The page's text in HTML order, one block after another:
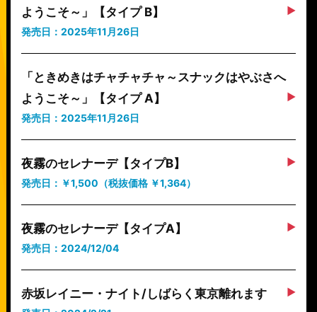
ようこそ～」【タイプ B】
発売日：2025年11月26日
「ときめきはチャチャチャ～スナックはやぶさへ
ようこそ～」【タイプ A】
発売日：2025年11月26日
夜霧のセレナーデ【タイプB】
発売日：￥1,500（税抜価格 ￥1,364）
夜霧のセレナーデ【タイプA】
発売日：2024/12/04
赤坂レイニー・ナイト/しばらく東京離れます